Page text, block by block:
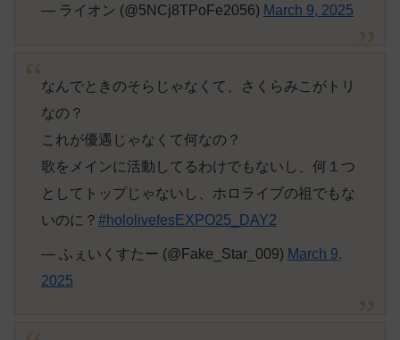
— ライオン (@5NCj8TPoFe2056) March 9, 2025
なんでときのそらじゃなくて、さくらみこがトリ
なの？
これが優遇じゃなくて何なの？
歌をメインに活動してるわけでもないし、何１つ
としてトップじゃないし、ホロライブの祖でもな
いのに？ #hololivefesEXPO25_DAY2
— ふぇいくすたー (@Fake_Star_009) March 9,
2025